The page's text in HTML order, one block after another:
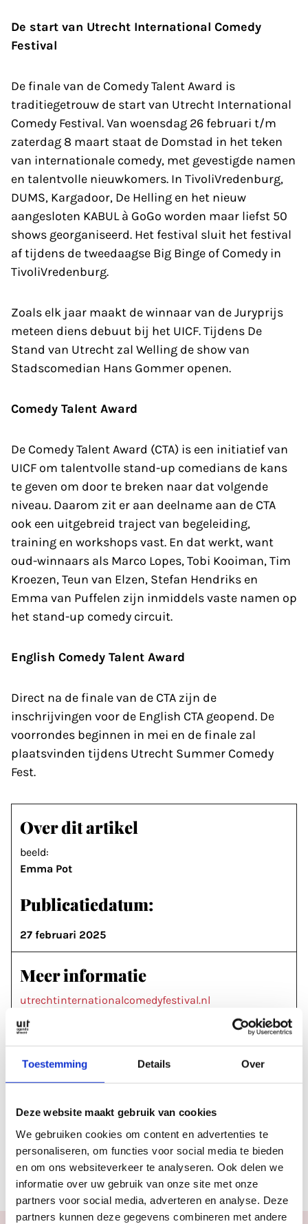
Toestemming Details Over
Deze website maakt gebruik van cookies
We gebruiken cookies om content en advertenties te
personaliseren, om functies voor social media te bieden
en om ons websiteverkeer te analyseren. Ook delen we
informatie over uw gebruik van onze site met onze
partners voor social media, adverteren en analyse. Deze
partners kunnen deze gegevens combineren met andere
De start van Utrecht International Comedy
Festival
De finale van de Comedy Talent Award is
traditiegetrouw de start van Utrecht International
Comedy Festival. Van woensdag 26 februari t/m
zaterdag 8 maart staat de Domstad in het teken
van internationale comedy, met gevestigde namen
en talentvolle nieuwkomers. In TivoliVredenburg,
DUMS, Kargadoor, De Helling en het nieuw
aangesloten KABUL à GoGo worden maar liefst 50
shows georganiseerd. Het festival sluit het festival
af tijdens de tweedaagse Big Binge of Comedy in
TivoliVredenburg.
Zoals elk jaar maakt de winnaar van de Juryprijs
meteen diens debuut bij het UICF. Tijdens De
Stand van Utrecht zal Welling de show van
Stadscomedian Hans Gommer openen.
Comedy Talent Award
De Comedy Talent Award (CTA) is een initiatief van
UICF om talentvolle stand-up comedians de kans
te geven om door te breken naar dat volgende
niveau. Daarom zit er aan deelname aan de CTA
ook een uitgebreid traject van begeleiding,
training en workshops vast. En dat werkt, want
oud-winnaars als Marco Lopes, Tobi Kooiman, Tim
Kroezen, Teun van Elzen, Stefan Hendriks en
Emma van Puffelen zijn inmiddels vaste namen op
het stand-up comedy circuit.
English Comedy Talent Award
Direct na de finale van de CTA zijn de
inschrijvingen voor de English CTA geopend. De
voorrondes beginnen in mei en de finale zal
plaatsvinden tijdens Utrecht Summer Comedy
Fest.
Over dit artikel
beeld:
Emma Pot
Publicatiedatum:
27 februari 2025
Meer informatie
utrechtinternationalcomedyfestival.nl
Labels & tags
CABARET & STAND-UP
Rubrieken
NIEUWS